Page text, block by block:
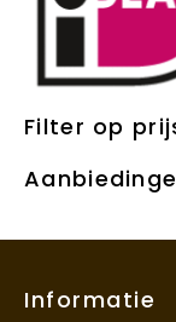
Filter op
Informatie